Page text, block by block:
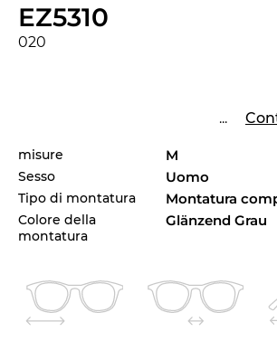
EZ5310
020
...
misure M
Sesso Uomo
Tipo di montatura Montatura
Colore della
montatura
Glänzend Grau